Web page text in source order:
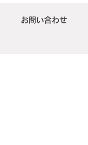
お問い合わせ